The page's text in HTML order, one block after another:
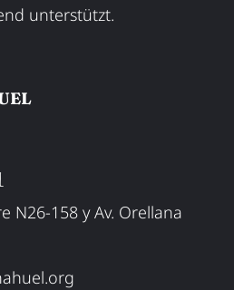
unterstützt.
N26-158 y Av. Orellana